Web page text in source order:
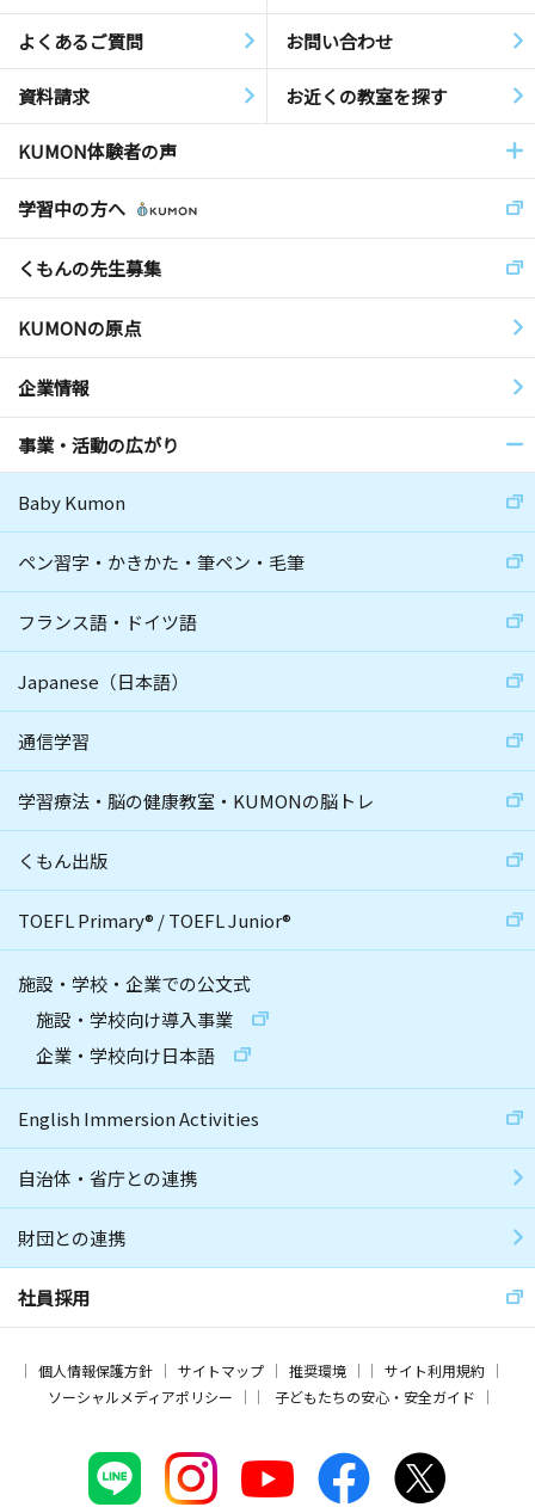
よくあるご質問 お問い合わせ
資料請求 お近くの教室を探す
KUMON体験者の声
学習中の方へ
くもんの先生募集
KUMONの原点
企業情報
事業・活動の広がり
Baby Kumon
ペン習字・かきかた・筆ペン・毛筆
フランス語・ドイツ語
Japanese（日本語）
通信学習
学習療法・脳の健康教室・KUMONの脳トレ
くもん出版
TOEFL Primary® /TOEFL Junior®
施設・学校・企業での公文式
施設・学校向け導入事業
企業・学校向け日本語
English Immersion Activities
自治体・省庁との連携
財団との連携
社員採用
個人情報保護方針 サイトマップ 推奨環境
サイト利用規約
ソーシャルメディアポリシー
子どもたちの安心・安全ガイド